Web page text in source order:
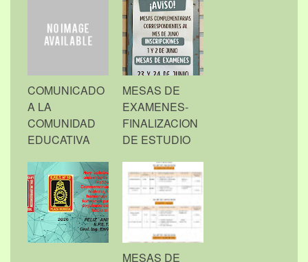
COMUNICADO
A LA
COMUNIDAD
EDUCATIVA
MESAS DE
EXAMENES-
FINALIZACION
DE ESTUDIO
MESAS DE